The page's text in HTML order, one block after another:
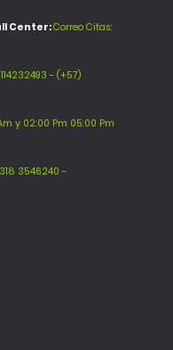
Center:Correo Citas:
- (+57)
y 02:00 Pm 05:00 Pm
3546240 -